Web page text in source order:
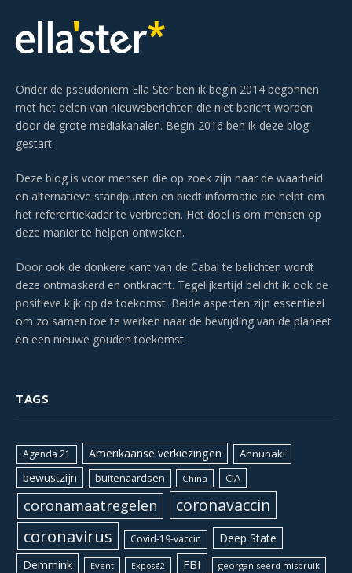
Onder de pseudoniem Ella Ster ben ik begin 2014 begonnen
met het delen van nieuwsberichten die niet bericht worden
door de grote mediakanalen. Begin 2016 ben ik deze blog
gestart.
Deze blog is voor mensen die op zoek zijn naar de waarheid
en alternatieve standpunten en biedt informatie die helpt om
het referentiekader te verbreden. Het doel is om mensen op
deze manier te helpen ontwaken.
Door ook de donkere kant van de Cabal te belichten wordt
deze ontmaskerd en ontkracht. Tegelijkertijd belicht ik ook de
positieve kijk op de toekomst. Beide aspecten zijn essentieel
om zo samen toe te werken naar de bevrijding van de planeet
en een nieuwe gouden toekomst.
TAGS
Agenda 21 Amerikaanse verkiezingen Annunaki
bewustzijn buitenaardsen China CIA
coronamaatregelen coronavaccin
coronavirus Covid-19-vaccin Deep State
Demmink Event Exposé2 FBI georganiseerd misbruik